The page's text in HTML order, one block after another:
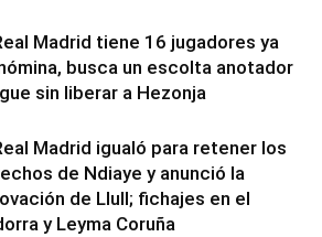
Madrid tiene 16 jugadores ya
busca un escolta anotador
sin liberar a Hezonja
Madrid igualó para retener los
de Ndiaye y anunció la
de Llull; fichajes en el
y Leyma Coruña